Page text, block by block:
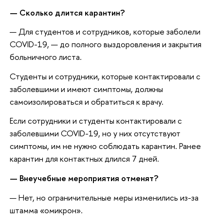
— Cколько длится карантин?
— Для студентов и сотрудников, которые заболели
COVID-19, — до полного выздоровления и закрытия
больничного листа.
Студенты и сотрудники, которые контактировали с
заболевшими и имеют симптомы, должны
самоизолироваться и обратиться к врачу.
Если сотрудники и студенты контактировали с
заболевшими COVID-19, но у них отсутствуют
симптомы, им не нужно соблюдать карантин. Ранее
карантин для контактных длился 7 дней.
— Внеучебные мероприятия отменят?
— Нет, но ограничительные меры изменились из-за
штамма «омикрон».